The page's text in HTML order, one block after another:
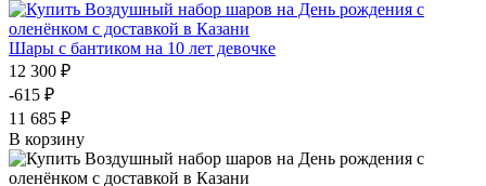
Шары с бантиком на 10 лет девочке
12 300 ₽
-615 ₽
11 685 ₽
В корзину